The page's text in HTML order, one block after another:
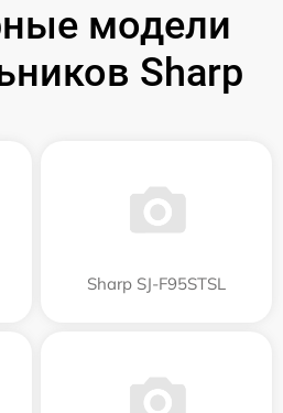
модели
Sharp
Sharp SJ-F95STSL